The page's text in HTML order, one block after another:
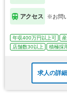
アクセス ※お問
年収400万円以上可
店舗数30以上
積極採
求人の詳